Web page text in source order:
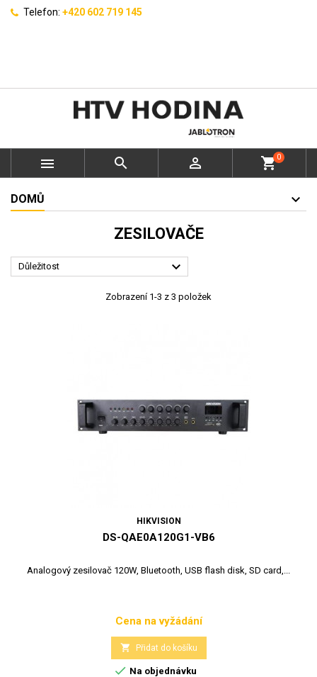
Telefon: +420 602 719 145
   shopping_cart0
DOMŮ
ZESILOVAČE
Důležitost 
Zobrazení 1-3 z 3 položek
HIKVISION
DS-QAE0A120G1-VB6
Analogový zesilovač 120W, Bluetooth, USB flash disk, SD card,...
Cena
Cena na vyžádání
 Přidat do košíku
 Na objednávku